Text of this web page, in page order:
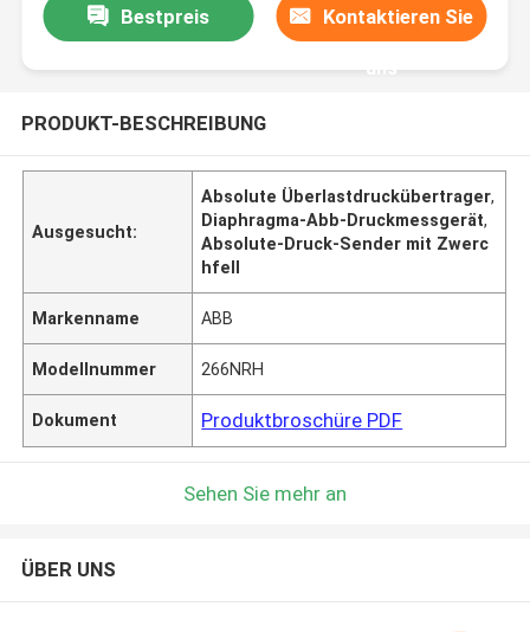
Bestpreis Kontaktieren Sie
uns
PRODUKT-BESCHREIBUNG
Ausgesucht:
Absolute Überlastdruckübertrager,
Diaphragma-Abb-Druckmessgerät,
Absolute-Druck-Sender mit Zwerc
hfell
Markenname ABB
Modellnummer 266NRH
Dokument Produktbroschüre PDF
Sehen Sie mehr an
ÜBER UNS